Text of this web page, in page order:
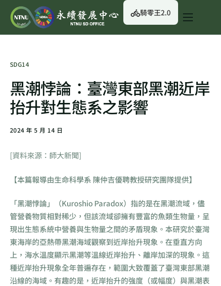
關於我們
永續資訊
校園綠生活
English
騎零王2.0
SDG14
黑潮悖論：臺灣東部黑潮近岸
抬升對生態系之影響
2024 年 5 月 14 日
[資料來源：師大新聞]
【本篇報導由生命科學系 陳仲吉優聘教授研究團隊提供】
「黑潮悖論」（Kuroshio Paradox）指的是在黑潮流域，儘
管營養物質相對稀少，但該流域卻擁有豐富的魚類生物量，呈
現出生態系統中營養與生物量之間的矛盾現象。本研究於臺灣
東海岸的亞熱帶黑潮海域觀察到近岸抬升現象。在垂直方向
上，海水溫度顯示黑潮等溫線近岸抬升、離岸加深的現象。這
種近岸抬升現象全年普遍存在，範圍大致覆蓋了臺灣東部黑潮
沿線的海域。有趣的是，近岸抬升的強度（或幅度）與黑潮表